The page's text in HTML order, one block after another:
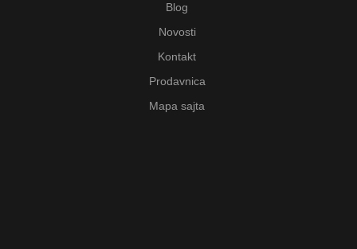
Blog
Novosti
Kontakt
Prodavnica
Mapa sajta